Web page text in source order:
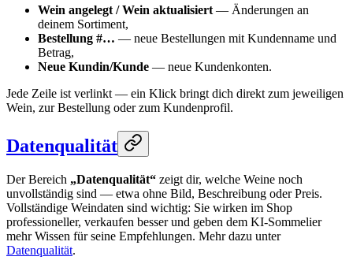
Wein angelegt / Wein aktualisiert — Änderungen an
deinem Sortiment,
Bestellung #… — neue Bestellungen mit Kundenname und
Betrag,
Neue Kundin/Kunde — neue Kundenkonten.
Jede Zeile ist verlinkt — ein Klick bringt dich direkt zum jeweiligen
Wein, zur Bestellung oder zum Kundenprofil.
Datenqualität
Der Bereich „Datenqualität“ zeigt dir, welche Weine noch
unvollständig sind — etwa ohne Bild, Beschreibung oder Preis.
Vollständige Weindaten sind wichtig: Sie wirken im Shop
professioneller, verkaufen besser und geben dem KI-Sommelier
mehr Wissen für seine Empfehlungen. Mehr dazu unter
Datenqualität.